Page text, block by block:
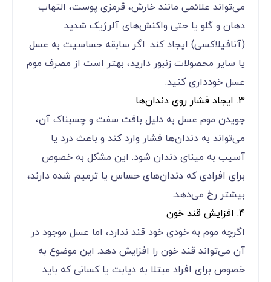
می‌تواند علائمی مانند خارش، قرمزی پوست، التهاب
دهان و گلو یا حتی واکنش‌های آلرژیک شدید
(آنافیلاکسی) ایجاد کند. اگر سابقه حساسیت به عسل
یا سایر محصولات زنبور دارید، بهتر است از مصرف موم
عسل خودداری کنید.
3. ایجاد فشار روی دندان‌ها
جویدن موم عسل به دلیل بافت سفت و چسبناک آن،
می‌تواند به دندان‌ها فشار وارد کند و باعث درد یا
آسیب به مینای دندان شود. این مشکل به خصوص
برای افرادی که دندان‌های حساس یا ترمیم شده دارند،
بیشتر رخ می‌دهد.
4. افزایش قند خون
اگرچه موم به خودی خود قند ندارد، اما عسل موجود در
آن می‌تواند قند خون را افزایش دهد. این موضوع به
خصوص برای افراد مبتلا به دیابت یا کسانی که باید